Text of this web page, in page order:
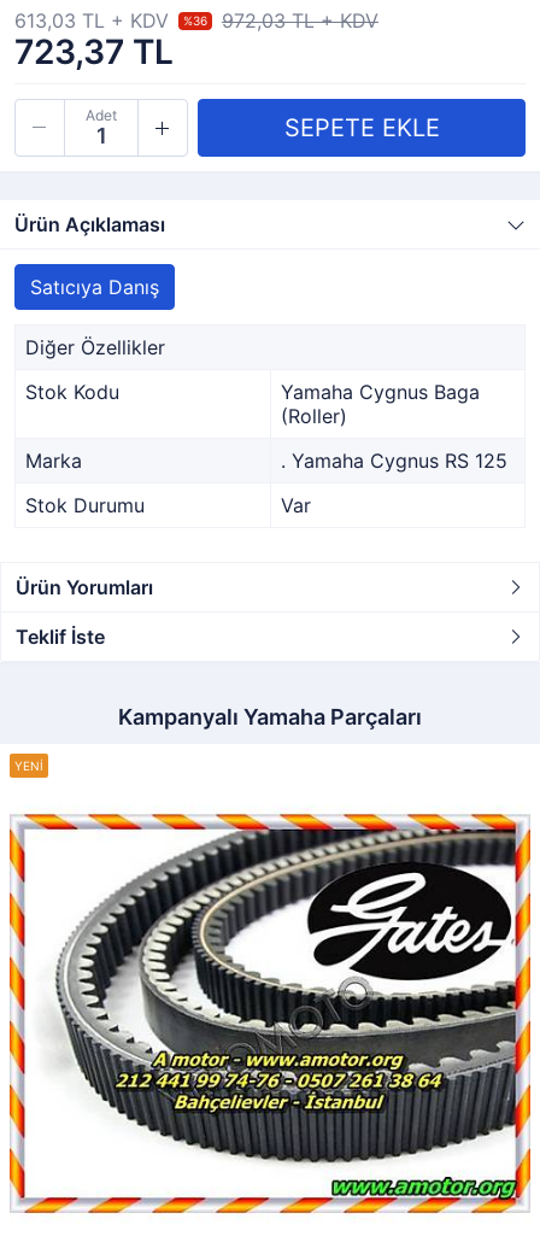
723,37 TL
613,03 TL + KDV %36 972,03 TL + KDV
Adet
Ürün Açıklaması
Satıcıya Danış
Diğer Özellikler
Stok Kodu
Yamaha Cygnus Baga
(Roller)
Marka
. Yamaha Cygnus RS 125
Stok Durumu
Var
Ürün Yorumları
Teklif İste
Kampanyalı Yamaha Parçaları